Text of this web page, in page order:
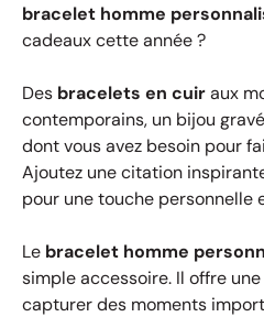
bracelet homme
cadeaux cette année ?
Des bracelets en cuiraux
contemporains, un bijou
dont vous avez besoin pour
Ajoutez une citation
pour une touche personnelle
Le bracelet homme
simple accessoire. Il offre
capturer des moments